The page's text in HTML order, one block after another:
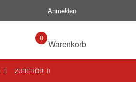
Anmelden
0
Warenkorb
ZUBEHÖR